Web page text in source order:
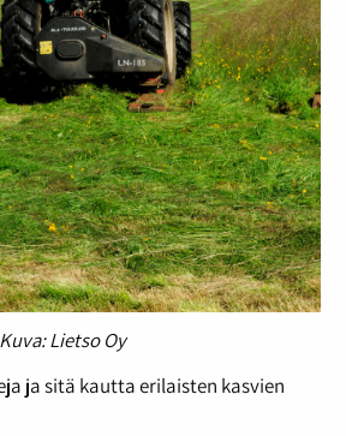
Kuva: Lietso Oy
ja sitä kautta erilaisten kasvien